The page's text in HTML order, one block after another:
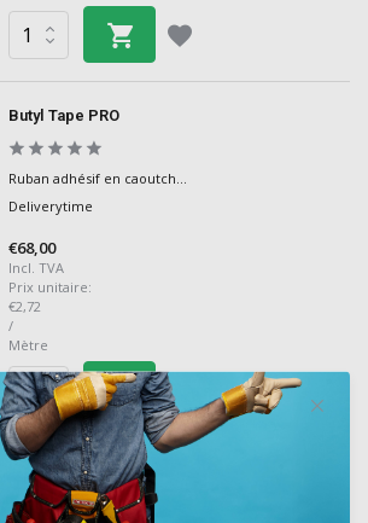
Butyl Tape PRO
Ruban adhésif en caoutch...
Deliverytime
€68,00
Incl. TVA
Prix unitaire:
€2,72
/
Mètre
Bitumen Tape PRO